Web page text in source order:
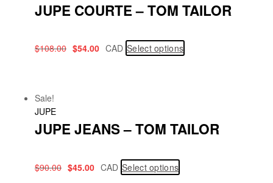
JUPE COURTE – TOM TAILOR
$108.00 $54.00 CAD Select options
Sale!
JUPE
JUPE JEANS – TOM TAILOR
$90.00 $45.00 CAD Select options